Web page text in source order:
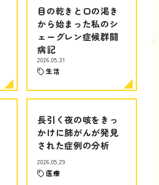
目の乾きと口の渇き
から始まった私のシ
ェーグレン症候群闘
病記
2026.05.31
生活
長引く夜の咳をきっ
かけに肺がんが発見
された症例の分析
2026.05.29
医療